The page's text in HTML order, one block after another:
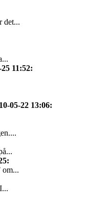
det...
11:52:
05-22 13:06:
:
om...